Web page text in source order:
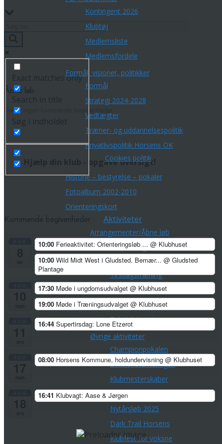
Kontingent 2026
Klubtøj
Medlemsliste
Medlemsfordele
Formål, visioner, politikker
Formål
Strategi 2024-2028
Vedtægter
Træner- og uddannelsespolitik
Privatlivspolitik Horsens OK
Cookies politik
Historie – bestyrelse – pokaler
Fotoalbum 2002-2010
Orienteringskort
Aktiviteter
Arrangementer/Åbne løb
Corona-tilpasninger
Træninger
Tirsdagstræning
Torsdagstræning
Lørdagstræning
Teknisk træning
Øvrige aktiviteter
Championpokalen
Divisionsturneringen
Klubmesterskaber
Park Tour 2026
Nytårsløb 2025
Dark Trail Horsens
Klubfest for voksne
Exact matches only
Åbne løb
Der er ingen kommende begivenheder.
Hjælp din klub - opgave oversigt!
10:00 Ferieaktivitet: Orienteringsløb ... @ Klubhuset
10:00 Wild Midt West i Gludsted. Bemær... @ Gludsted
Plantage
17:30 Møde i ungdomsudvalget @ Klubhuset
19:00 Møde i Træningsudvalget @ Klubhuset
16:44 Supertirsdag: Lone Etzerot
08:00 Horsens Kommune, holdundervisning @ Klubhuset
16:41 Klubvagt: Aase & Jørgen